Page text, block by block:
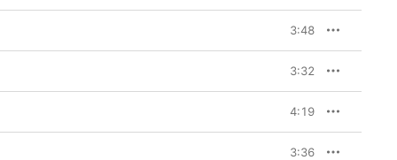
3:48
3:32
4:19
3:36